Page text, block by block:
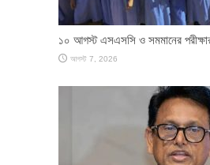
১০ আগস্ট এসএসসি ও সমমানের
আগস্ট 7, 2026